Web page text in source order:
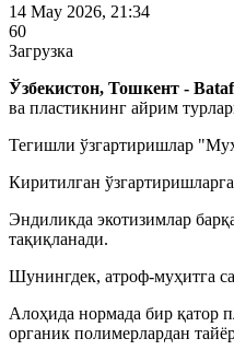
14 May 2026, 21:34
60
Загрузка
Ўзбекистон, Тошкент -
ва пластикнинг айрим
Тегишли ўзгартиришлар
Киритилган
Эндиликда экотизимлар
тақиқланади.
Шунингдек, атроф-муҳитга
Алоҳида нормада бир қатор
органик полимерлардан